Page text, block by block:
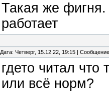
Такая же
работает
Дата: Четверг, 15.12.22, 19:15 |
гдето читал
или всё норм?